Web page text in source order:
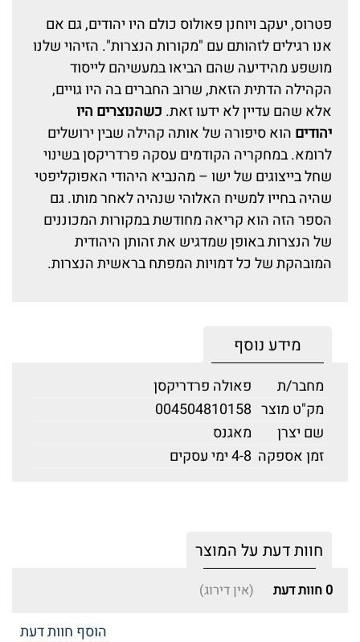
פטרוס, יעקב ויוחנן פאולוס כולם היו יהודים, גם אם
אנו רגילים לזהותם עם "מקורות הנצרות". הזיהוי שלנו
מושפע מהידיעה שהם הביאו במעשיהם לייסוד
הקהילה הדתית הזאת, שרוב החברים בה היו גויים,
אלא שהם עדיין לא ידעו זאת. כשהנוצרים היו
יהודים הוא סיפורה של אותה קהילה שבין ירושלים
לרומא. במחקריה הקודמים עסקה פרדריקסן בשינוי
שחל בייצוגים של ישו – מהנביא היהודי האפוקליפטי
שהיה בחייו למשיח האלוהי שנהיה לאחר מותו. גם
הספר הזה הוא קריאה מחודשת במקורות המכוננים
של הנצרות באופן שמדגיש את זהותן היהודית
המובהקת של כל דמויות המפתח בראשית הנצרות.
מידע נוסף
מחבר/ת
פאולה פרדריקסן
מק"ט מוצר 004504810158
שם יצרן
מאגנס
זמן אספקה 4-8 ימי עסקים
חוות דעת על המוצר
0 חוות דעת (אין דירוג)
הוסף חוות דעת